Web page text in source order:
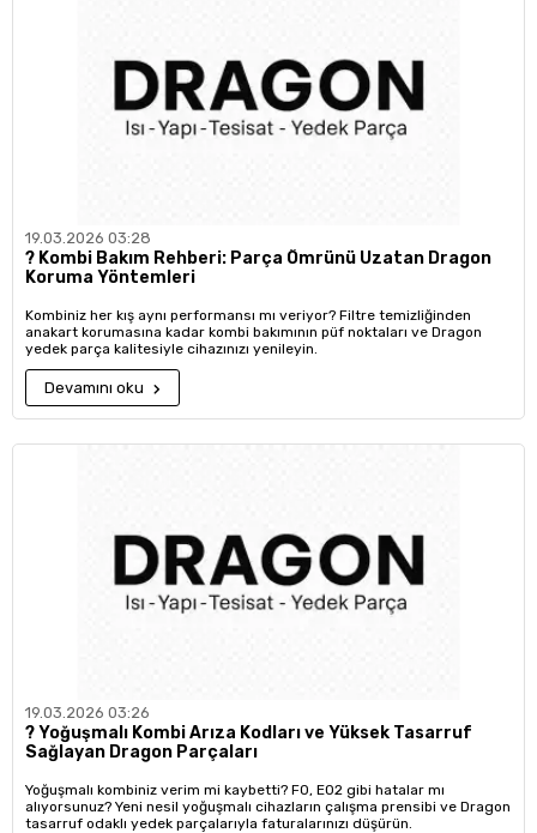
19.03.2026 03:28
?️ Kombi Bakım Rehberi: Parça Ömrünü Uzatan Dragon
Koruma Yöntemleri
Kombiniz her kış aynı performansı mı veriyor? Filtre temizliğinden
anakart korumasına kadar kombi bakımının püf noktaları ve Dragon
yedek parça kalitesiyle cihazınızı yenileyin.
Devamını oku
19.03.2026 03:26
?️ Yoğuşmalı Kombi Arıza Kodları ve Yüksek Tasarruf
Sağlayan Dragon Parçaları
Yoğuşmalı kombiniz verim mi kaybetti? F0, E02 gibi hatalar mı
alıyorsunuz? Yeni nesil yoğuşmalı cihazların çalışma prensibi ve Dragon
tasarruf odaklı yedek parçalarıyla faturalarınızı düşürün.